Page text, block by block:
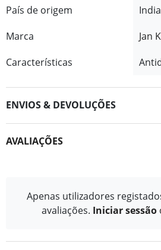
País de origem
India
Marca
Jan
Características
ENVIOS & DEVOLUÇÕES
AVALIAÇÕES
Apenas utilizadores
avaliações. Iniciar sessão